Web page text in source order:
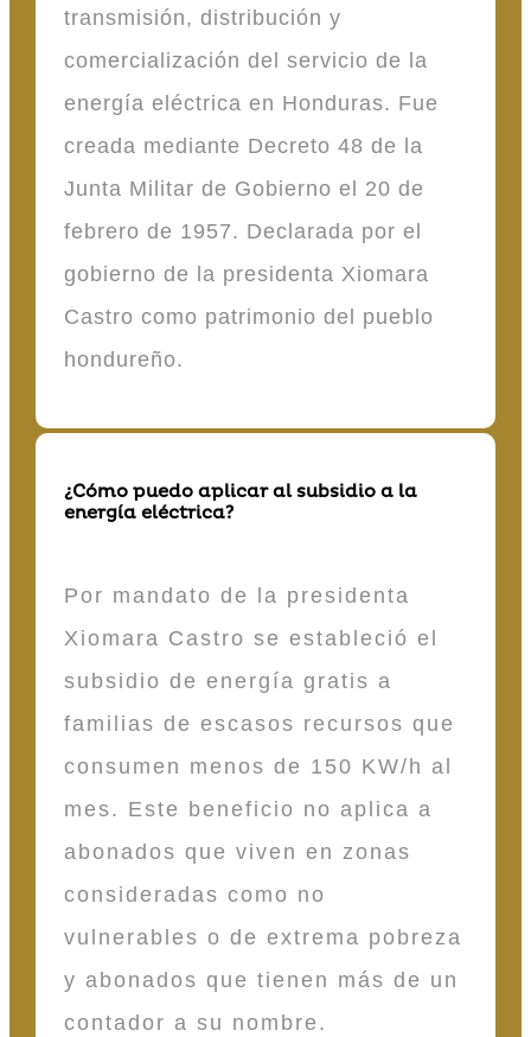
transmisión, distribución y
comercialización del servicio de la
energía eléctrica en Honduras. Fue
creada mediante Decreto 48 de la
Junta Militar de Gobierno el 20 de
febrero de 1957. Declarada por el
gobierno de la presidenta Xiomara
Castro como patrimonio del pueblo
hondureño.
¿Cómo puedo aplicar al subsidio a la
energía eléctrica?
Por mandato de la presidenta
Xiomara Castro se estableció el
subsidio de energía gratis a
familias de escasos recursos que
consumen menos de 150 KW/h al
mes. Este beneficio no aplica a
abonados que viven en zonas
consideradas como no
vulnerables o de extrema pobreza
y abonados que tienen más de un
contador a su nombre.